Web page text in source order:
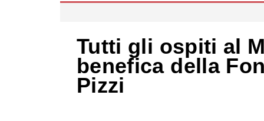
Tutti gli ospiti al
benefica della
Pizzi